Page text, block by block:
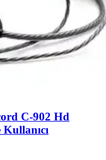
C-902 Hd